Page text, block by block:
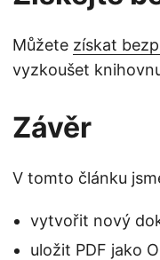
Můžete získat
vyzkoušet
Závěr
V tomto článku
vytvořit nový
uložit PDF jako